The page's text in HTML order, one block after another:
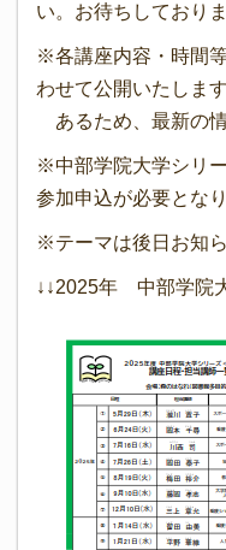
い。お待ちしておりま
※各講座内容・時間
わせて公開いたしま
あるため、最新の
※中部学院大学シリ
参加申込が必要となり
※テーマは後日お知ら
↓↓2025年 中部学院